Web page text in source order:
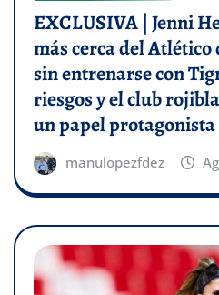
EXCLUSIVA | Jenni
más cerca del
sin entrenarse con
riesgos y el club
un papel protagonista
manulopezfdez